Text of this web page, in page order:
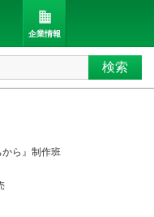
検索
企業情報
ら』制作班